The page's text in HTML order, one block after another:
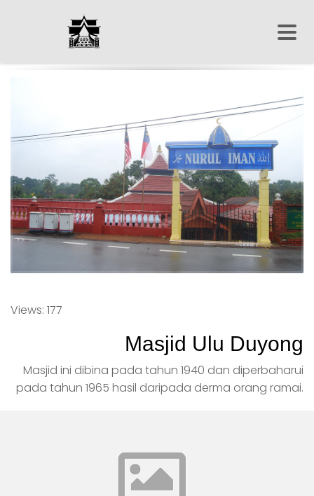
Views: 177
Masjid Ulu Duyong
Masjid ini dibina pada tahun 1940 dan diperbaharui
pada tahun 1965 hasil daripada derma orang ramai.